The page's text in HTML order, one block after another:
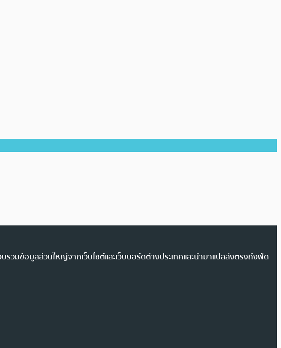
รวมข้อมูลส่วนใหญ่จากเว็บไซต์และเว็บบอร์ดต่างประเทศและนำมาแปลส่งตรงถึงฟีด